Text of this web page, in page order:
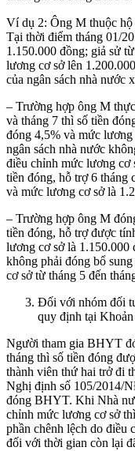
Ví dụ 2: Ông M thuộc
Tại thời điểm tháng 01/
1.150.000 đồng; giả sử
lương cơ sở lên
của ngân sách nhà nước
– Trường hợp ông M
và tháng 7 thì số tiền
đóng 4,5% và mức
ngân sách nhà nước
điều chỉnh mức lương cơ
tiền đóng, hỗ trợ 6 tháng
và mức lương cơ sở là
– Trường hợp ông M
tiền đóng, hỗ trợ được
lương cơ sở là 1.150.000
không phải đóng bổ
cơ sở từ tháng 5 đến
Đối với nhóm đối
quy định tại
Người tham gia BHYT
tháng thì số tiền đóng
thành viên thứ hai trở đi
Nghị định số 105/2014/
đóng BHYT. Khi Nhà
chỉnh mức lương cơ sở
phần chênh lệch do
đối với thời gian còn lại